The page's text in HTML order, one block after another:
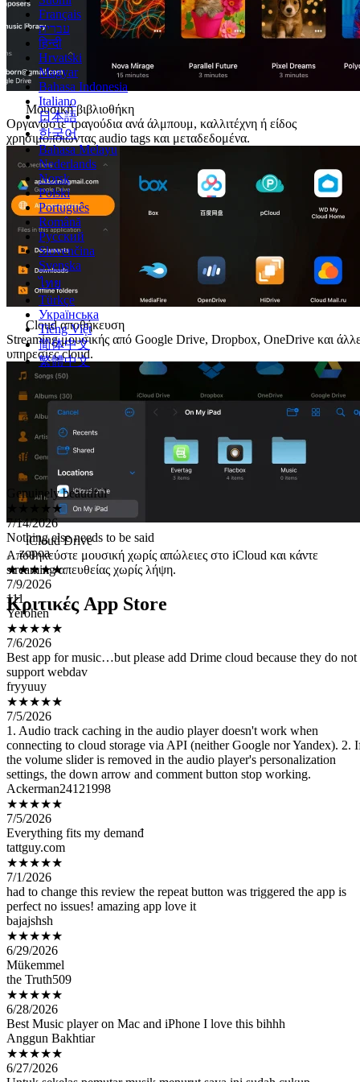
Français
עברית
हिन्दी
Hrvatski
Magyar
Bahasa Indonesia
Italiano
日本語
한국어
Bahasa Melayu
Nederlands
Norsk
Polski
Português
Română
Русский
Slovenčina
Svenska
ไทย
Türkçe
Українська
Tiếng Việt
简体中文
繁體中文
Μουσική βιβλιοθήκη
Οργανώστε τραγούδια ανά άλμπουμ, καλλιτέχνη ή είδος
χρησιμοποιώντας audio tags και μεταδεδομένα.
Cloud αποθήκευση
Streaming μουσικής από Google Drive, Dropbox, OneDrive και
υπηρεσίες cloud.
iCloud Drive
Αποθηκεύστε μουσική χωρίς απώλειες στο iCloud και κάντε
streaming απευθείας χωρίς λήψη.
Κριτικές App Store
Genuinely beautiful
★★★★★
7/14/2026
Nothing else needs to be said
。zopoa
★★★★★
7/9/2026
111
Yerohen
★★★★★
7/6/2026
Best app for music…but please add Drime cloud because they do not
support webdav
fryyuuy
★★★★★
7/5/2026
1. Audio track caching in the audio player doesn't work when
connecting to cloud storage via API (neither Google nor Yandex). 2.
the volume slider is removed in the audio player's personalization
settings, the down arrow and comment button stop working.
Ackerman24121998
★★★★★
7/5/2026
Everything fits my demanđ
tattguy.com
★★★★★
7/1/2026
had to change this review the repeat button was triggered the app is
perfect no issues! amazing app love it
bajajshsh
★★★★★
6/29/2026
Mükemmel
the Truth509
★★★★★
6/28/2026
Best Music player on Mac and iPhone I love this bihhh
Anggun Bakhtiar
★★★★★
6/27/2026
Untuk sekelas pemutar musik,menurut saya ini sudah cukup
bagus,instrument dan efek cukup jelas.